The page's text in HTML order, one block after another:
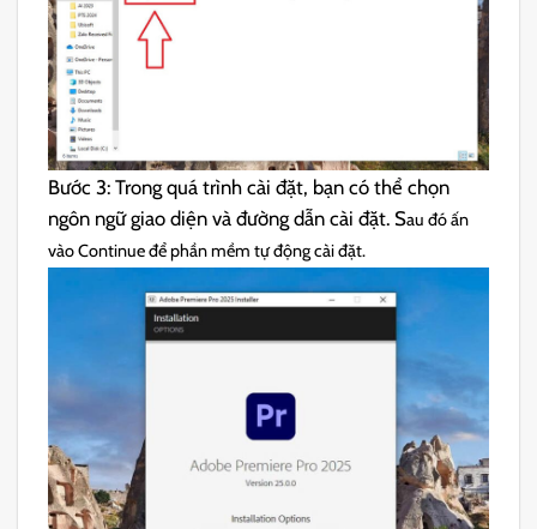
Bước 3: Trong quá trình cài đặt, bạn có thể chọn
ngôn ngữ giao diện và đường dẫn cài đặt. Sau đó ấn
vào Continue để phần mềm tự động cài đặt.